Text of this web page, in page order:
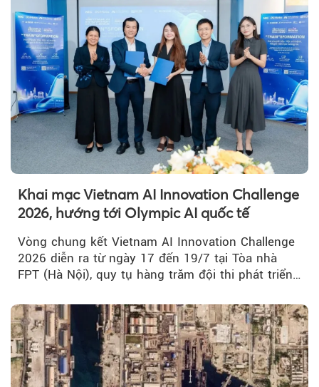
Khai mạc Vietnam AI Innovation Challenge
2026, hướng tới Olympic AI quốc tế
Vòng chung kết Vietnam AI Innovation Challenge
2026 diễn ra từ ngày 17 đến 19/7 tại Tòa nhà
FPT (Hà Nội), quy tụ hàng trăm đội thi phát triển